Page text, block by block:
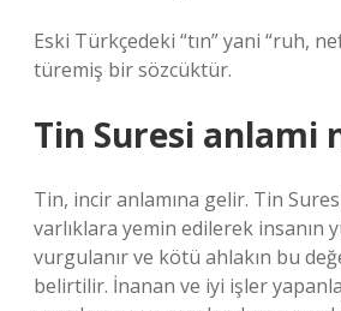
Eski Türkçedeki “tın” yani “ruh,
türemiş bir sözcüktür.
Tin Suresi anlami
Tin, incir anlamına gelir. Tin
varlıklara yemin edilerek insanın
vurgulanır ve kötü ahlakın bu
belirtilir. İnanan ve iyi işler